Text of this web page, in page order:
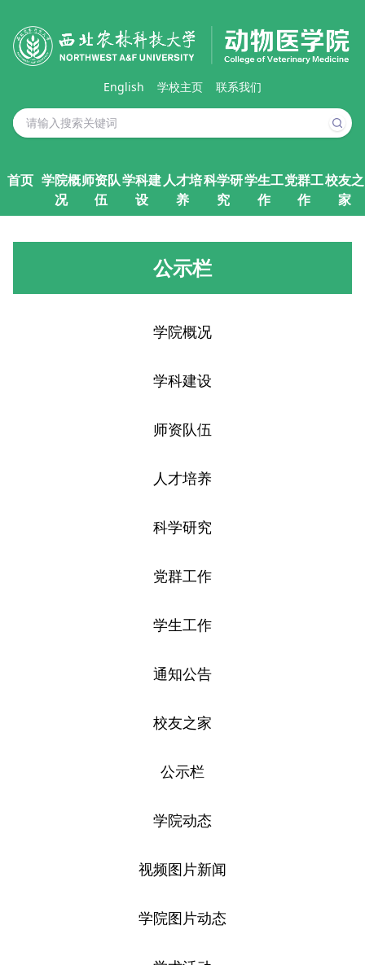
English 学校主页 联系我们
首页 学院概
况
师资队
伍
学科建
设
人才培
养
科学研
究
学生工
作
党群工
作
校友之
家
公示栏
学院概况
学科建设
师资队伍
人才培养
科学研究
党群工作
学生工作
通知公告
校友之家
公示栏
学院动态
视频图片新闻
学院图片动态